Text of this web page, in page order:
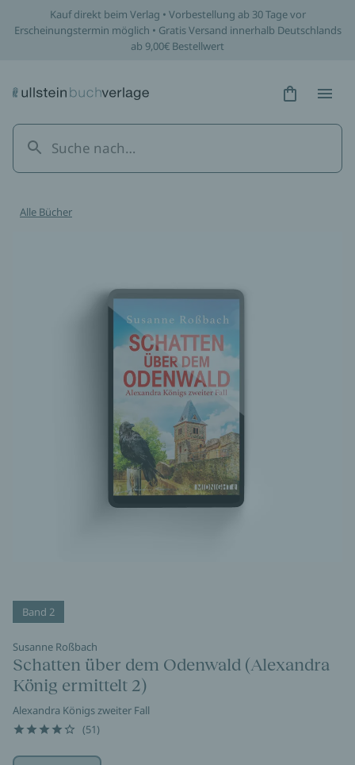
Kauf direkt beim Verlag • Vorbestellung ab 30 Tage vor
Erscheinungstermin möglich • Gratis Versand innerhalb Deutschlands
ab 9,00€ Bestellwert
Hidden
Alle Bücher
Band 2
Susanne Roßbach
Schatten über dem Odenwald (Alexandra
König ermittelt 2)
Alexandra Königs zweiter Fall
(51)